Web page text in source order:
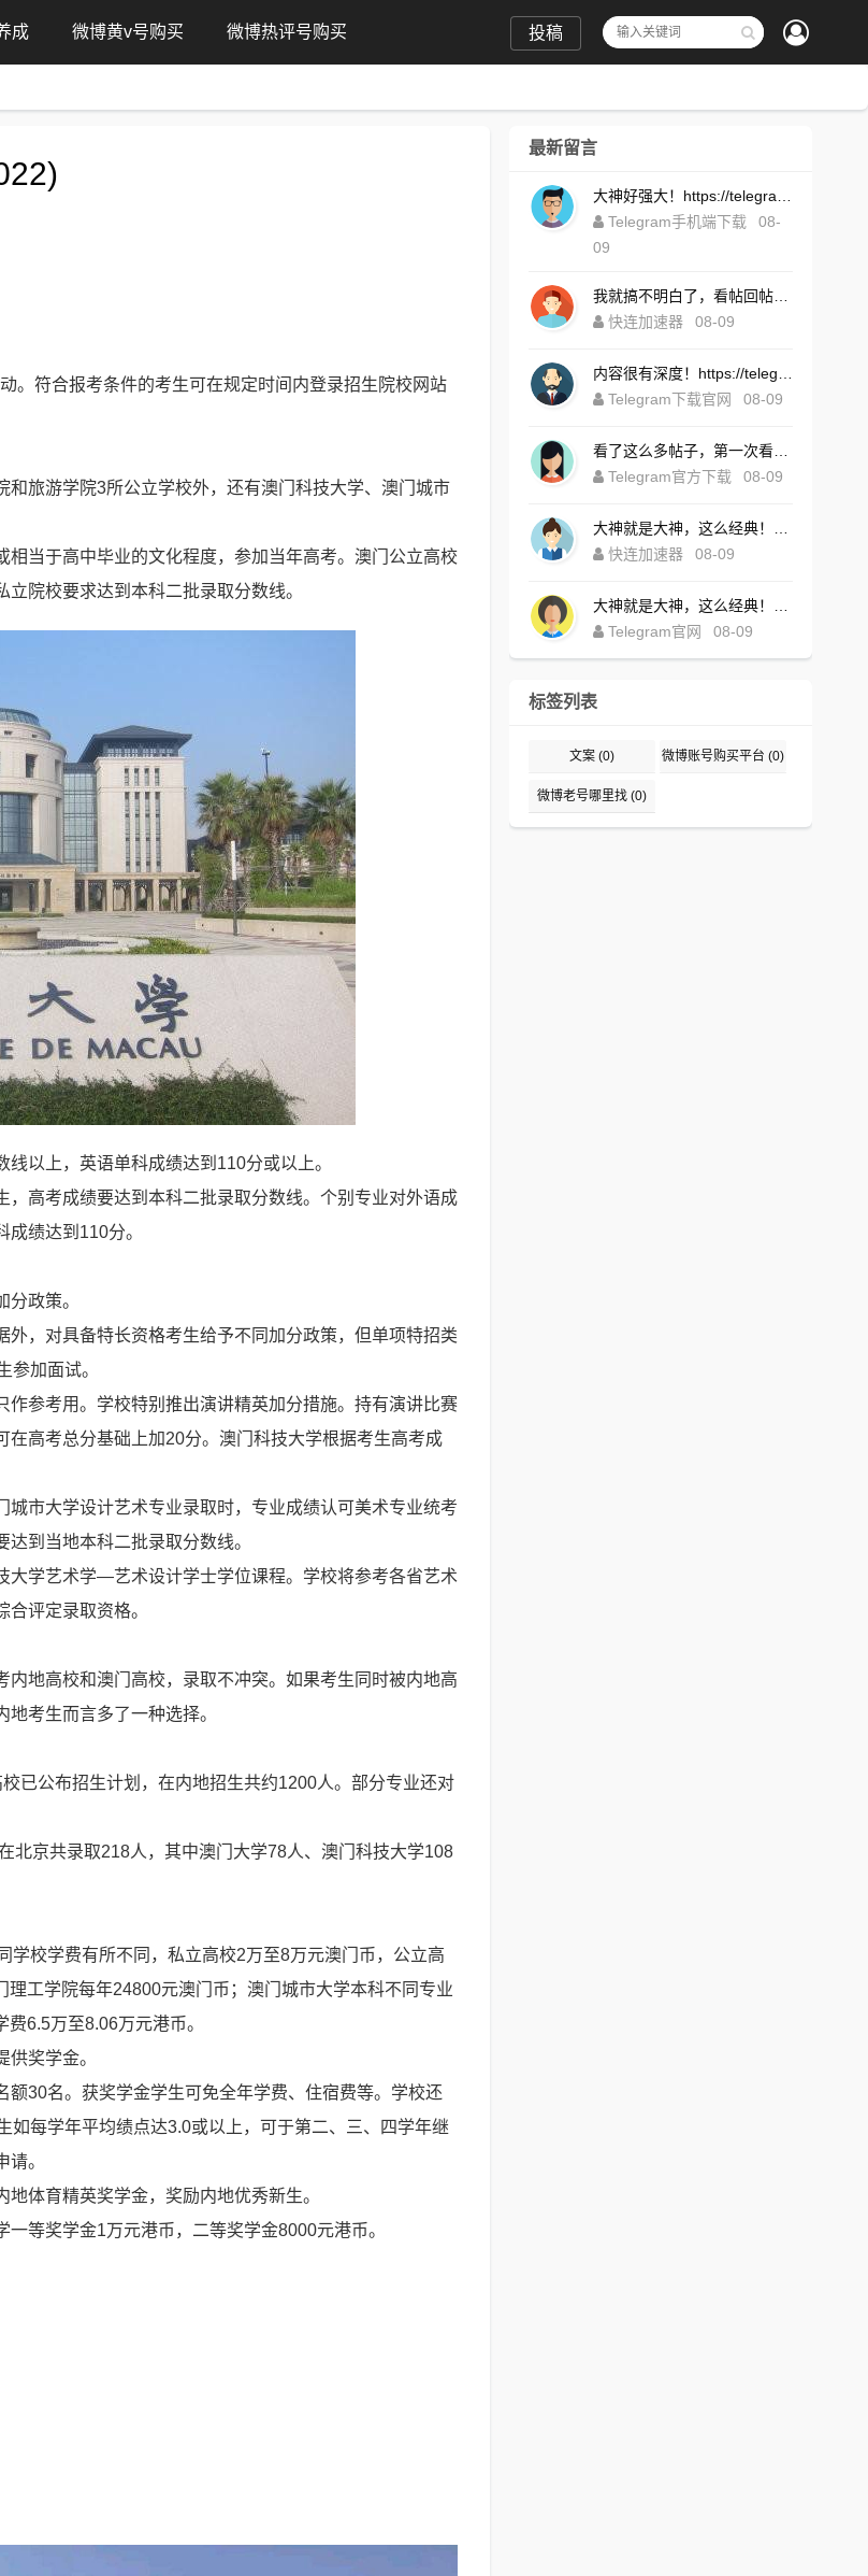
成 微博黄v号购买 微博热评号购买 投稿
。符合报考条件的考生可在规定时间内登录招生院校网站
旅游学院3所公立学校外，还有澳门科技大学、澳门城市
当于高中毕业的文化程度，参加当年高考。澳门公立高校
院校要求达到本科二批录取分数线。
以上，英语单科成绩达到110分或以上。
高考成绩要达到本科二批录取分数线。个别专业对外语成
绩达到110分。
政策。
，对具备特长资格考生给予不同加分政策，但单项特招类
参加面试。
参考用。学校特别推出演讲精英加分措施。持有演讲比赛
高考总分基础上加20分。澳门科技大学根据考生高考成
市大学设计艺术专业录取时，专业成绩认可美术专业统考
到当地本科二批录取分数线。
大学艺术学—艺术设计学士学位课程。学校将参考各省艺术
评定录取资格。
地高校和澳门高校，录取不冲突。如果考生同时被内地高
考生而言多了一种选择。
已公布招生计划，在内地招生共约1200人。部分专业还对
北京共录取218人，其中澳门大学78人、澳门科技大学108
校学费有所不同，私立高校2万至8万元澳门币，公立高
工学院每年24800元澳门币；澳门城市大学本科不同专业
6.5万至8.06万元港币。
奖学金。
30名。获奖学金学生可免全年学费、住宿费等。学校还
每学年平均绩点达3.0或以上，可于第二、三、四学年继
。
体育精英奖学金，奖励内地优秀新生。
等奖学金1万元港币，二等奖学金8000元港币。
最新留言
Telegram手机端下载
08-
09
快连加速器
08-09
Telegram下载官网
08-09
Telegram官方下载
08-09
快连加速器
08-09
Telegram官网
08-09
标签列表
文案 (0) 微博账号购买平台 (0)
微博老号哪里找 (0)